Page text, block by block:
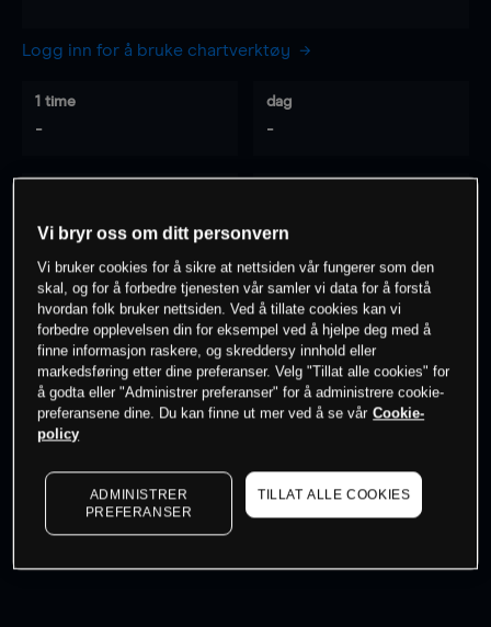
Logg inn for å bruke chartverktøy
1 time
-
dag
-
-
0% av kunder erpå dette instrumentet
Søk om konto
Log in
Vi bryr oss om ditt personvern
Vi bruker cookies for å sikre at nettsiden vår fungerer som den
skal, og for å forbedre tjenesten vår samler vi data for å forstå
hvordan folk bruker nettsiden. Ved å tillate cookies kan vi
forbedre opplevelsen din for eksempel ved å hjelpe deg med å
finne informasjon raskere, og skreddersy innhold eller
markedsføring etter dine preferanser. Velg "Tillat alle cookies" for
å godta eller "Administrer preferanser" for å administrere cookie-
preferansene dine. Du kan finne ut mer ved å se vår Cookie-
policy
ADMINISTRER
PREFERANSER
TILLAT ALLE COOKIES